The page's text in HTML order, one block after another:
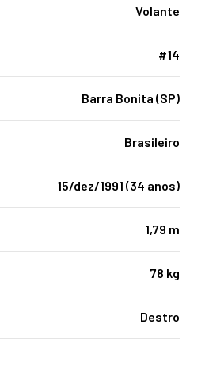
Volante
#14
Barra Bonita (SP)
Brasileiro
15/dez/1991 (34 anos)
1,79 m
78 kg
Destro